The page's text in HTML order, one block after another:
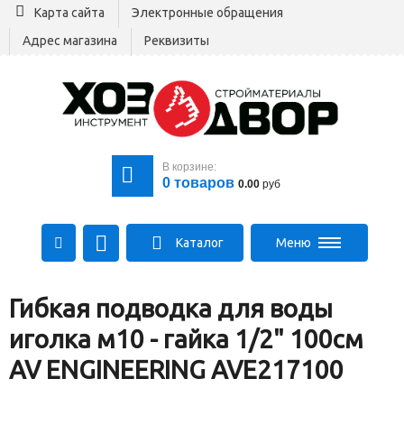
Карта сайта
Электронные обращения
Адрес магазина
Реквизиты
В корзине:
0 товаров 0.00 руб
+375 29 564-00-00
Все для стройки
Log@hozdvor.by
Каталог Меню
Гибкая подводка для воды
иголка м10 - гайка 1/2" 100см
AV ENGINEERING AVE217100